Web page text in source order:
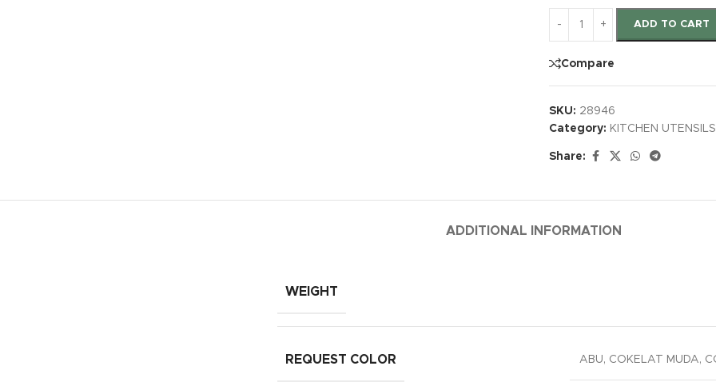
ADD TO CART
Compare
SKU: 28946
Category: KITCHEN UTENSILS
Share:
ADDITIONAL INFORMATION
WEIGHT
REQUEST COLOR ABU, COKELAT MUDA,